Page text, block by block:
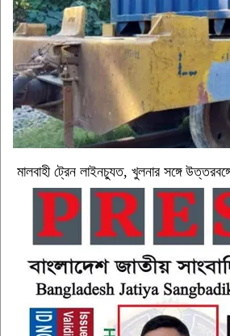
মালবাহী ট্রেন লাইনচ্যুত, খুলনার সঙ্গে